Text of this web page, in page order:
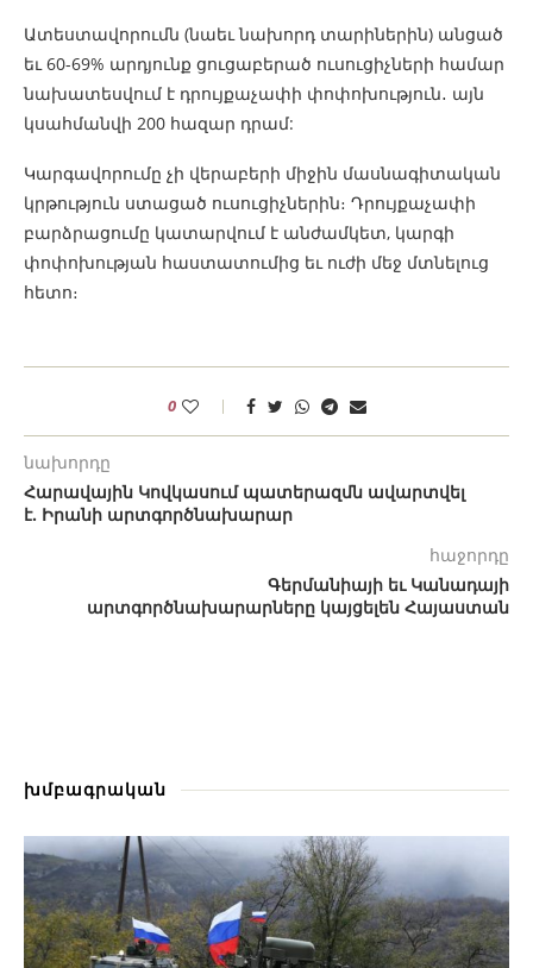
Ատեստավորումն (նաեւ նախորդ տարիներին) անցած
եւ 60-69% արդյունք ցուցաբերած ուսուցիչների համար
նախատեսվում է դրույքաչափի փոփոխություն․ այն
կսահմանվի 200 հազար դրամ:
Կարգավորումը չի վերաբերի միջին մասնագիտական
կրթություն ստացած ուսուցիչներին։ Դրույքաչափի
բարձրացումը կատարվում է անժամկետ, կարգի
փոփոխության հաստատումից եւ ուժի մեջ մտնելուց
հետո։
0
նախորդը
Հարավային Կովկասում պատերազմն ավարտվել
է. Իրանի արտգործնախարար
հաջորդը
Գերմանիայի եւ Կանադայի
արտգործնախարարները կայցելեն Հայաստան
խմբագրական